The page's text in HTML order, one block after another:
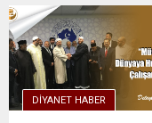
DIYANET HABER